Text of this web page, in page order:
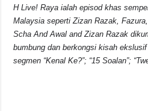
H Live! Raya ialah episod khas
Malaysia seperti Zizan Razak,
Scha And Awal and Zizan Razak
bumbung dan berkongsi kisah
segmen “Kenal Ke?”; “15 Soalan”;